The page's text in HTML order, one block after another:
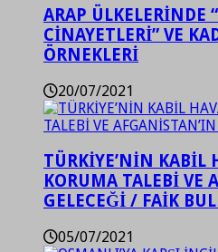
ARAP ÜLKELERİNDE
CİNAYETLERİ” VE
ÖRNEKLERİ
20/07/2021
TÜRKİYE’NİN KABİL
KORUMA TALEBİ VE
GELECEĞİ / FAİK
05/07/2021